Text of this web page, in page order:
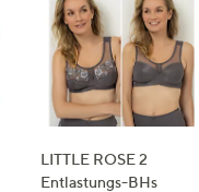
LITTLE ROSE 2
Entlastungs-BHs